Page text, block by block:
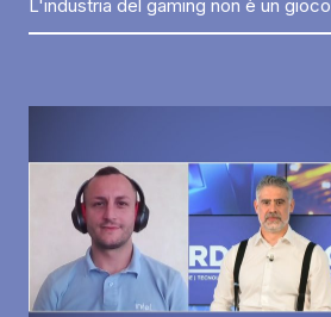
L'industria del gaming non è un gioco